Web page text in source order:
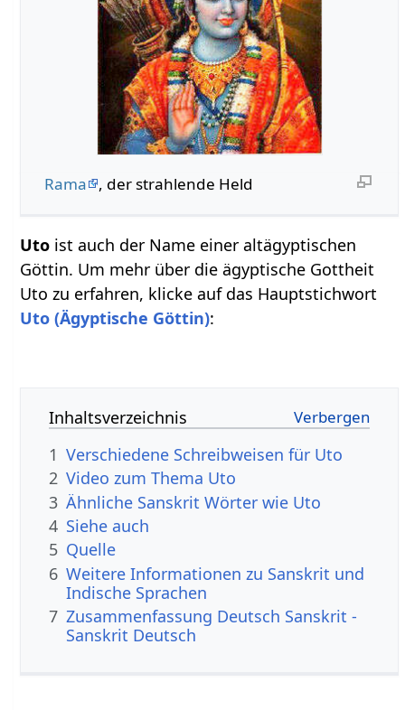
Rama , der strahlende Held
Uto ist auch der Name einer altägyptischen
Göttin. Um mehr über die ägyptische Gottheit
Uto zu erfahren, klicke auf das Hauptstichwort
Uto (Ägyptische Göttin):
Inhaltsverzeichnis
1 Verschiedene Schreibweisen für Uto
2 Video zum Thema Uto
3 Ähnliche Sanskrit Wörter wie Uto
4 Siehe auch
5 Quelle
6 Weitere Informationen zu Sanskrit und
Indische Sprachen
7 Zusammenfassung Deutsch Sanskrit -
Sanskrit Deutsch